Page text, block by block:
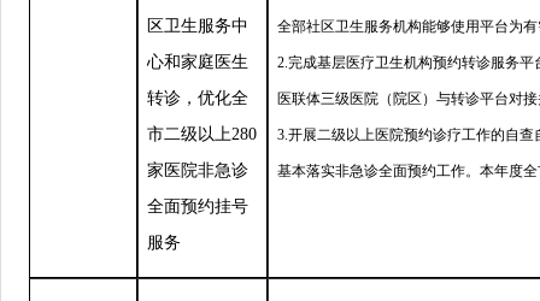
区卫生服务中
心和家庭医生
转诊，优化全
市二级以上280
家医院非急诊
全面预约挂号
服务
全部社区卫生服务机构能够使用平台为
2.完成基层医疗卫生机构预约转诊服务
医联体三级医院（院区）与转诊平台对
3.开展二级以上医院预约诊疗工作的自
基本落实非急诊全面预约工作。本年度